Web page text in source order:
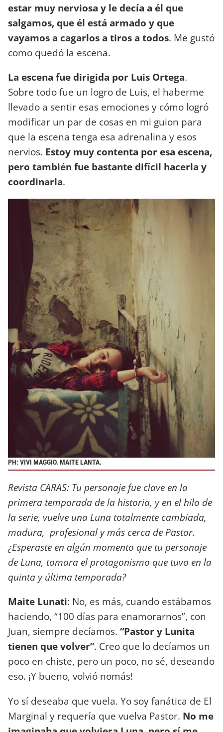
estar muy nerviosa y le decía a él que
salgamos, que él está armado y que
vayamos a cagarlos a tiros a todos. Me gustó
como quedó la escena.
La escena fue dirigida por Luis Ortega.
Sobre todo fue un logro de Luis, el haberme
llevado a sentir esas emociones y cómo logró
modificar un par de cosas en mi guion para
que la escena tenga esa adrenalina y esos
nervios. Estoy muy contenta por esa escena,
pero también fue bastante difícil hacerla y
coordinarla.
PH: VIVI MAGGIO. MAITE LANTA.
Revista CARAS: Tu personaje fue clave en la
primera temporada de la historia, y en el hilo de
la serie, vuelve una Luna totalmente cambiada,
madura, profesional y más cerca de Pastor.
¿Esperaste en algún momento que tu personaje
de Luna, tomara el protagonismo que tuvo en la
quinta y última temporada?
Maite Lunati: No, es más, cuando estábamos
haciendo, “100 días para enamorarnos”, con
Juan, siempre decíamos. “Pastor y Lunita
tienen que volver”. Creo que lo decíamos un
poco en chiste, pero un poco, no sé, deseando
eso. ¡Y bueno, volvió nomás!
Yo sí deseaba que vuela. Yo soy fanática de El
Marginal y requería que vuelva Pastor. No me